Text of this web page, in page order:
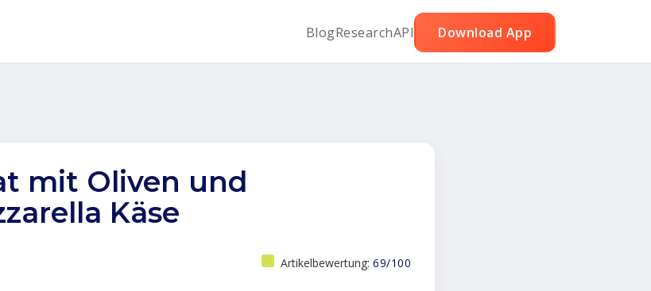
BlogResearchAPI Download App
mit Oliven und
Käse
Artikelbewertung: 69/100